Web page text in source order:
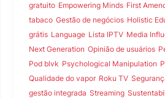
gratuito Empowering Minds First
tabaco Gestão de negócios Holistic
grátis Language Lista IPTV Media
Next Generation Opinião de usuários
Pod blvk Psychological Manipulation
Qualidade do vapor Roku TV
gestão integrada Streaming